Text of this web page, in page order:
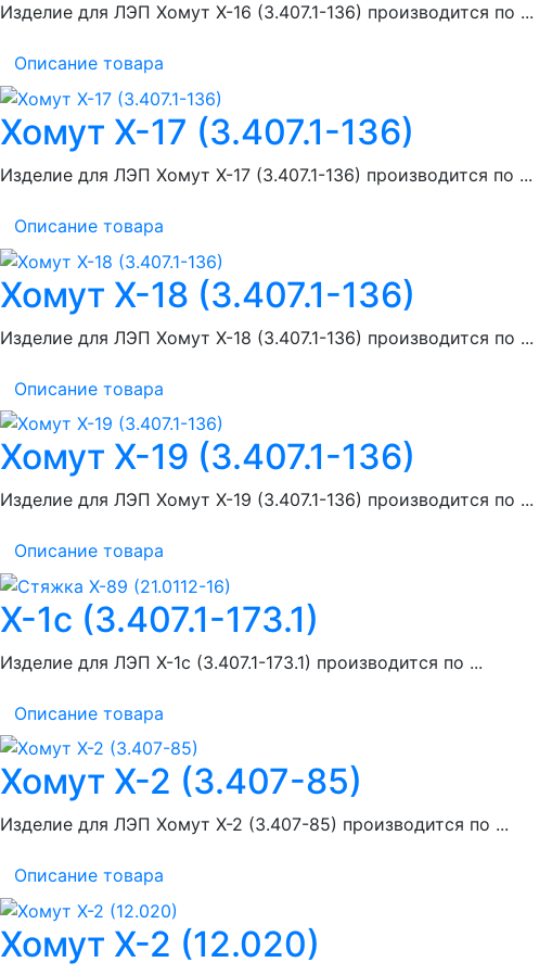
Изделие для ЛЭП Хомут Х-16 (3.407.1-136) производится по ...
Описание товара
Хомут Х-17 (3.407.1-136)
Изделие для ЛЭП Хомут Х-17 (3.407.1-136) производится по ...
Описание товара
Хомут Х-18 (3.407.1-136)
Изделие для ЛЭП Хомут Х-18 (3.407.1-136) производится по ...
Описание товара
Хомут Х-19 (3.407.1-136)
Изделие для ЛЭП Хомут Х-19 (3.407.1-136) производится по ...
Описание товара
Х-1с (3.407.1-173.1)
Изделие для ЛЭП Х-1с (3.407.1-173.1) производится по ...
Описание товара
Хомут Х-2 (3.407-85)
Изделие для ЛЭП Хомут Х-2 (3.407-85) производится по ...
Описание товара
Хомут Х-2 (12.020)